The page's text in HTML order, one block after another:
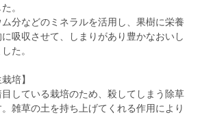
。
分などのミネラルを活用し、果樹に栄養
吸収させて、しまりがあり豊かなおいし
た。
培】
している栽培のため、殺してしまう除草
雑草の土を持ち上げてくれる作用により